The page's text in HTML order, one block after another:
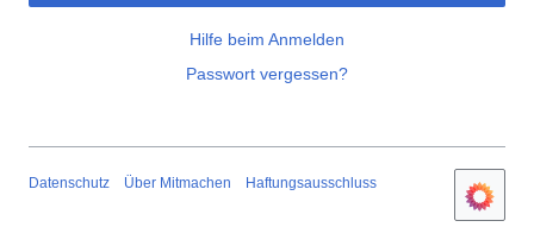
Hilfe beim Anmelden
Passwort vergessen?
Datenschutz Über Mitmachen Haftungsausschluss